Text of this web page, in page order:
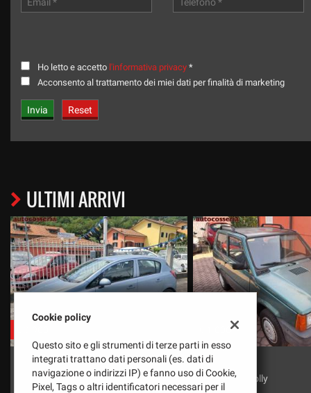
Ho letto e accetto l'informativa privacy *
Acconsento al trattamento dei miei dati per finalità di marketing
ULTIMI ARRIVI
FIAT
Panda 900 Jolly
€ 2.500
OPEL
Corsa 1.4 Swing
Cookie policy
Questo sito e gli strumenti di terze parti in esso
integrati trattano dati personali (es. dati di
navigazione o indirizzi IP) e fanno uso di Cookie,
Pixel, Tags o altri identificatori necessari per il